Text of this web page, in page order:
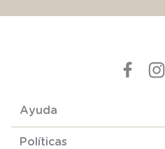
Ayuda
Políticas